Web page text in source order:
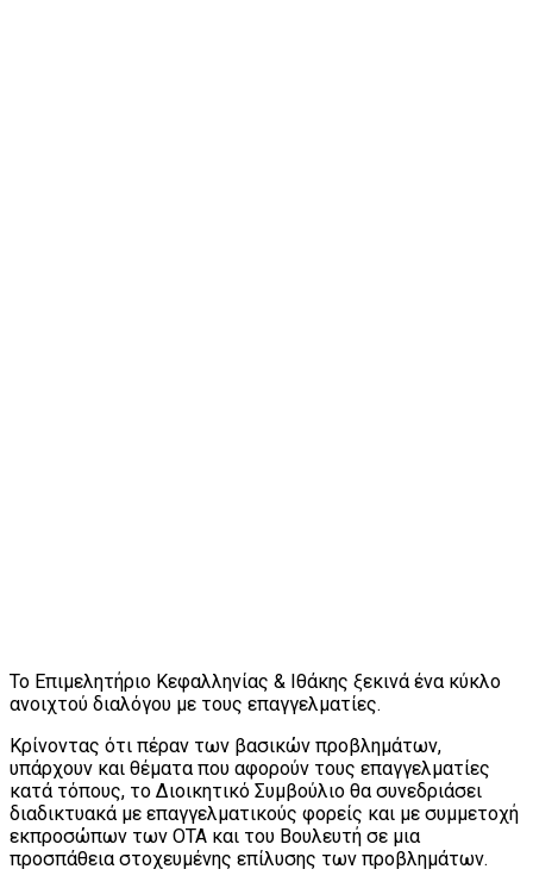
Το Επιμελητήριο Κεφαλληνίας & Ιθάκης ξεκινά ένα κύκλο
ανοιχτού διαλόγου με τους επαγγελματίες.
Κρίνοντας ότι πέραν των βασικών προβλημάτων,
υπάρχουν και θέματα που αφορούν τους επαγγελματίες
κατά τόπους, το Διοικητικό Συμβούλιο θα συνεδριάσει
διαδικτυακά με επαγγελματικούς φορείς και με συμμετοχή
εκπροσώπων των ΟΤΑ και του Βουλευτή σε μια
προσπάθεια στοχευμένης επίλυσης των προβλημάτων.